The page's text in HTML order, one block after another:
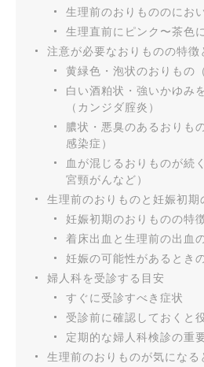
生理前のおりもののにお
生理直前にピンク〜茶色
注意が必要なおりものの特徴
黄緑色・泡状のおりもの
白い酒粕状・強いかゆみ
（カンジダ腟炎）
膿状・悪臭のあるおりも
感染症）
血が混じるおりものが続
宮頸がんなど）
生理前のおりものと妊娠初期
妊娠初期のおりものの特
着床出血と生理前の出血
妊娠の可能性があるとき
婦人科を受診する目安
すぐに受診すべき症状
受診前に確認しておくと
定期的な婦人科検診の重
生理前のおりものが気になる